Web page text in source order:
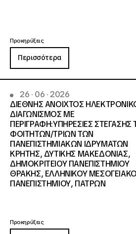
Προκηρύξεις
Περισσότερα
26 · 06 · 2026
ΔΙΕΘΝΗΣ ΑΝΟΙΧΤΟΣ
ΔΙΑΓΩΝΙΣΜΟΣ ΜΕ
ΠΕΡΙΓΡΑΦΗ:ΥΠΗΡΕΣΙΕΣ ΣΤΕΓΑΣΗΣ
ΦΟΙΤΗΤΩΝ/ΤΡΙΩΝ ΤΩΝ
ΠΑΝΕΠΙΣΤΗΜΙΑΚΩΝ ΙΔΡΥΜΑΤΩΝ
KΡΗΤΗΣ, ΔΥΤΙΚΗΣ ΜΑΚΕΔΟΝΙΑΣ,
ΔΗΜΟΚΡΙΤΕΙΟΥ ΠΑΝΕΠΙΣΤΗΜΙΟΥ
ΘΡΑΚΗΣ, ΕΛΛΗΝΙΚΟΥ
ΠΑΝΕΠΙΣΤΗΜΙΟΥ, ΠΑΤΡΩΝ
Προκηρύξεις